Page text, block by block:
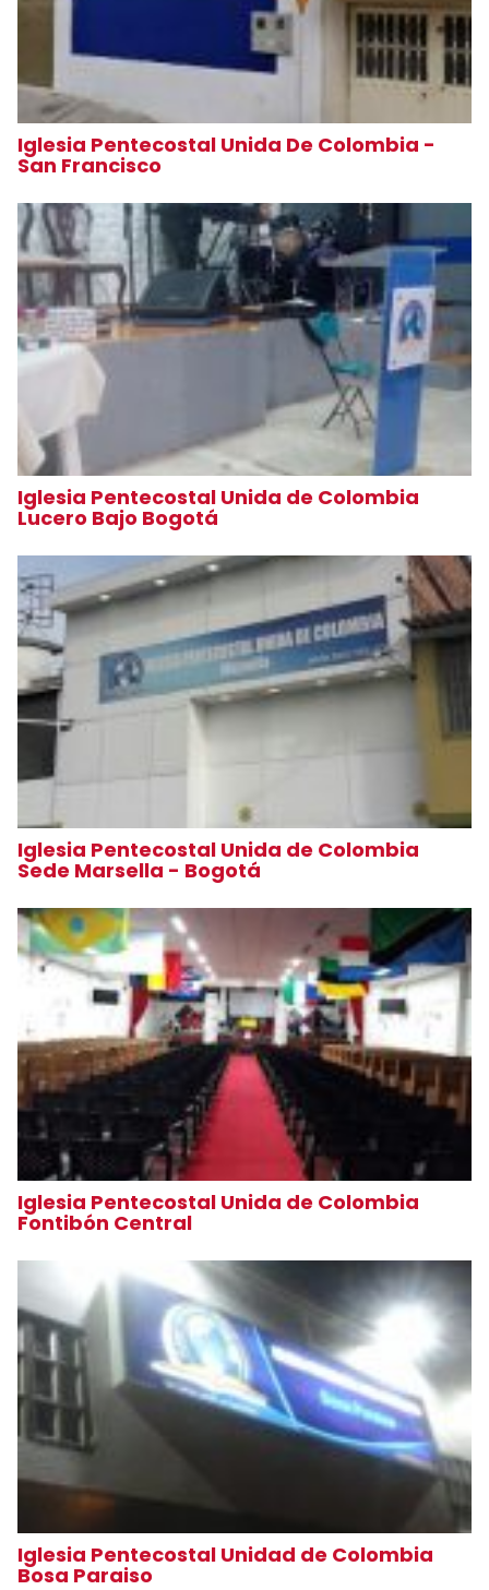
Iglesia Pentecostal Unida De Colombia -
San Francisco
Iglesia Pentecostal Unida de Colombia
Lucero Bajo Bogotá
Iglesia Pentecostal Unida de Colombia
Sede Marsella - Bogotá
Iglesia Pentecostal Unida de Colombia
Fontibón Central
Iglesia Pentecostal Unidad de Colombia
Bosa Paraiso